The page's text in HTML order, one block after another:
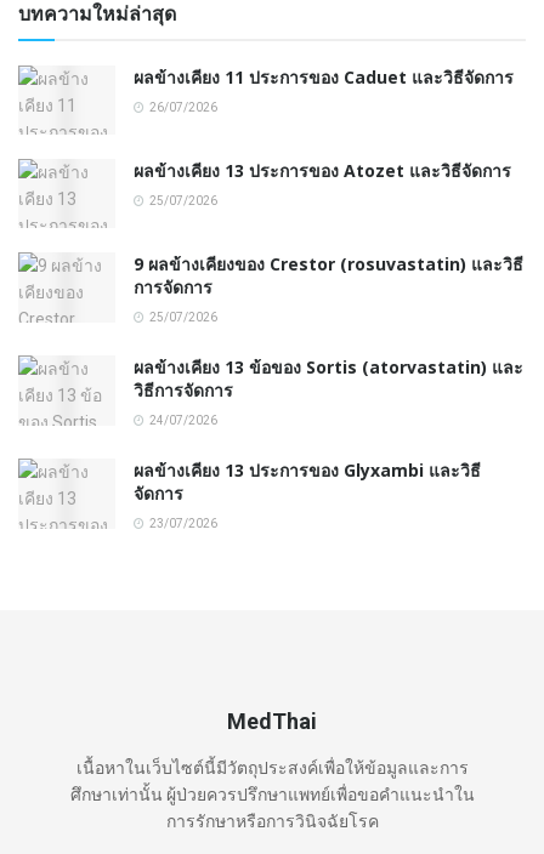
บทความใหม่ล่าสุด
ผลข้างเคียง 11 ประการของ Caduet และวิธีจัดการ
26/07/2026
ผลข้างเคียง 13 ประการของ Atozet และวิธีจัดการ
25/07/2026
9 ผลข้างเคียงของ Crestor (rosuvastatin) และวิธี
การจัดการ
25/07/2026
ผลข้างเคียง 13 ข้อของ Sortis (atorvastatin) และ
วิธีการจัดการ
24/07/2026
ผลข้างเคียง 13 ประการของ Glyxambi และวิธี
จัดการ
23/07/2026
MedThai
เนื้อหาในเว็บไซต์นี้มีวัตถุประสงค์เพื่อให้ข้อมูลและการ
ศึกษาเท่านั้น ผู้ป่วยควรปรึกษาแพทย์เพื่อขอคำแนะนำใน
การรักษาหรือการวินิจฉัยโรค